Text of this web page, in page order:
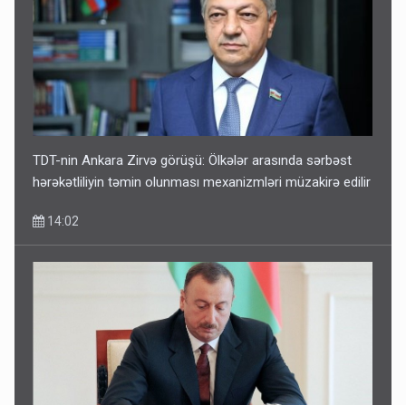
TDT-nin Ankara Zirvə görüşü: Ölkələr arasında sərbəst
hərəkətliliyin təmin olunması mexanizmləri müzakirə edilir
14:02